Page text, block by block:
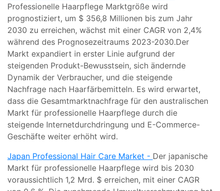
Professionelle Haarpflege Marktgröße wird
prognostiziert, um $ 356,8 Millionen bis zum Jahr
2030 zu erreichen, wächst mit einer CAGR von 2,4%
während des Prognosezeitraums 2023-2030.Der
Markt expandiert in erster Linie aufgrund der
steigenden Produkt-Bewusstsein, sich ändernde
Dynamik der Verbraucher, und die steigende
Nachfrage nach Haarfärbemitteln. Es wird erwartet,
dass die Gesamtmarktnachfrage für den australischen
Markt für professionelle Haarpflege durch die
steigende Internetdurchdringung und E-Commerce-
Geschäfte weiter erhöht wird.
Japan Professional Hair Care Market - Der japanische
Markt für professionelle Haarpflege wird bis 2030
voraussichtlich 1,2 Mrd. $ erreichen, mit einer CAGR